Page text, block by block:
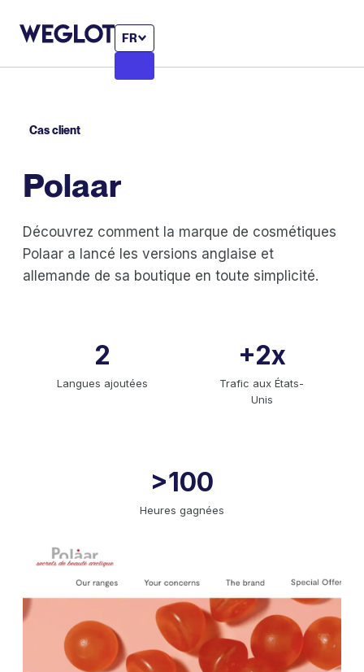
FR
Cas client
Polaar
Découvrez comment la marque de cosmétiques
Polaar a lancé les versions anglaise et
allemande de sa boutique en toute simplicité.
2
Langues ajoutées
+2x
Trafic aux États-
Unis
>100
Heures gagnées